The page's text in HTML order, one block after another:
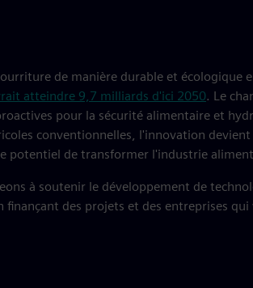
de manière durable et écologique
atteindre 9,7 milliards d'ici 2050. Le
pour la sécurité alimentaire et
conventionnelles, l'innovation
potentiel de transformer l'industrie
à soutenir le développement de
des projets et des entreprises